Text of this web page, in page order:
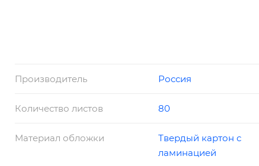
Производитель Россия
Количество листов 80
Материал обложки
Твердый картон с
ламинацией